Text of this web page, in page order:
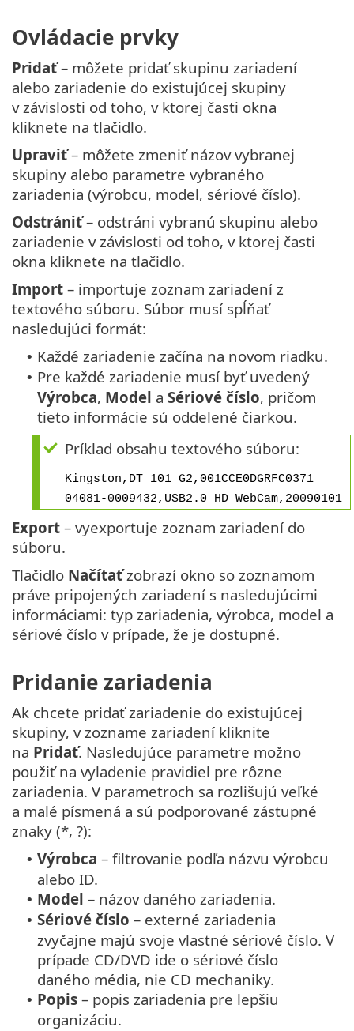
Ovládacie prvky
Pridať– môžete pridať skupinu zariadení
alebo zariadenie do existujúcej skupiny
v závislosti od toho, v ktorej časti okna
kliknete na tlačidlo.
Upraviť– môžete zmeniť názov vybranej
skupiny alebo parametre vybraného
zariadenia (výrobcu, model, sériové číslo).
Odstrániť– odstráni vybranú skupinu alebo
zariadenie v závislosti od toho, v ktorej časti
okna kliknete na tlačidlo.
Import – importuje zoznam zariadení z
textového súboru. Súbor musí spĺňať
nasledujúci formát:
• Každé zariadenie začína na novom riadku.
• Pre každé zariadenie musí byť uvedený
Výrobca, Model a Sériové číslo, pričom
tieto informácie sú oddelené čiarkou.
Príklad obsahu textového súboru:
Kingston,DT 101 G2,001CCE0DGRFC0371
04081-0009432,USB2.0 HD WebCam,20090101
Export – vyexportuje zoznam zariadení do
súboru.
Tlačidlo Načítaťzobrazí okno so zoznamom
práve pripojených zariadení s nasledujúcimi
informáciami: typ zariadenia, výrobca, model a
sériové číslo v prípade, že je dostupné.
Pridanie zariadenia
Ak chcete pridať zariadenie do existujúcej
skupiny, v zozname zariadení kliknite
na Pridať. Nasledujúce parametre možno
použiť na vyladenie pravidiel pre rôzne
zariadenia. V parametroch sa rozlišujú veľké
a malé písmená a sú podporované zástupné
znaky (*, ?):
• Výrobca – filtrovanie podľa názvu výrobcu
alebo ID.
• Model – názov daného zariadenia.
• Sériové číslo – externé zariadenia
zvyčajne majú svoje vlastné sériové číslo. V
prípade CD/DVD ide o sériové číslo
daného média, nie CD mechaniky.
• Popis – popis zariadenia pre lepšiu
organizáciu.